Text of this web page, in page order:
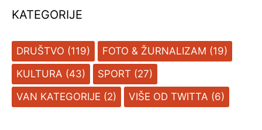
KATEGORIJE
DRUŠTVO (119) FOTO & ŽURNALIZAM (19)
KULTURA (43) SPORT (27)
VAN KATEGORIJE (2) VIŠE OD TWITTA (6)